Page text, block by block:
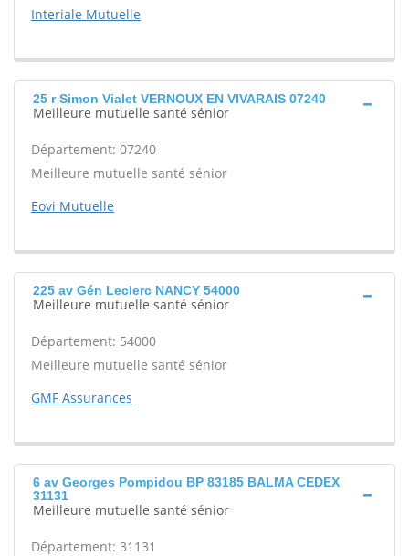
Interiale Mutuelle
25 r Simon Vialet VERNOUX EN VIVARAIS 07240
Meilleure mutuelle santé sénior
Département: 07240
Meilleure mutuelle santé sénior
Eovi Mutuelle
225 av Gén Leclerc NANCY 54000
Meilleure mutuelle santé sénior
Département: 54000
Meilleure mutuelle santé sénior
GMF Assurances
6 av Georges Pompidou BP 83185 BALMA CEDEX
31131
Meilleure mutuelle santé sénior
Département: 31131